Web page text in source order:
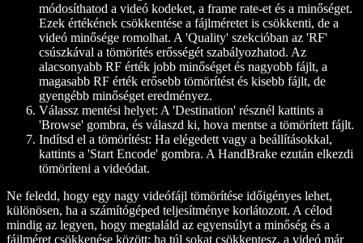
módosíthatod a videó kodeket, a frame rate-et és a minőséget.
Ezek értékének csökkentése a fájlméretet is csökkenti, de a
videó minősége romolhat. A 'Quality' szekcióban az 'RF'
csúszkával a tömörítés erősségét szabályozhatod. Az
alacsonyabb RF érték jobb minőséget és nagyobb fájlt, a
magasabb RF érték erősebb tömörítést és kisebb fájlt, de
gyengébb minőséget eredményez.
Válassz mentési helyet: A 'Destination' résznél kattints a
'Browse' gombra, és válaszd ki, hova mentse a tömörített fájlt.
Indítsd el a tömörítést: Ha elégedett vagy a beállításokkal,
kattints a 'Start Encode' gombra. A HandBrake ezután elkezdi
tömöríteni a videódat.
Ne feledd, hogy egy nagy videófájl tömörítése időigényes lehet,
különösen, ha a számítógéped teljesítménye korlátozott. A célod
mindig az legyen, hogy megtaláld az egyensúlyt a minőség és a
fájlméret csökkenése között; ha túl sokat csökkentesz, a videó már